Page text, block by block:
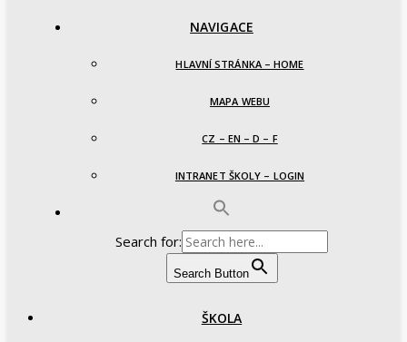
NAVIGACE
HLAVNÍ STRÁNKA – HOME
MAPA WEBU
CZ – EN – D – F
INTRANET ŠKOLY – LOGIN
Search for:
Search Button
ŠKOLA